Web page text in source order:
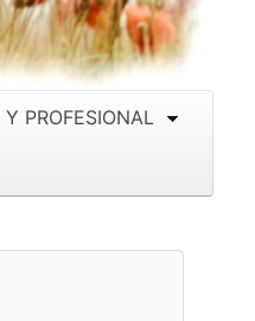
PROFESIONAL